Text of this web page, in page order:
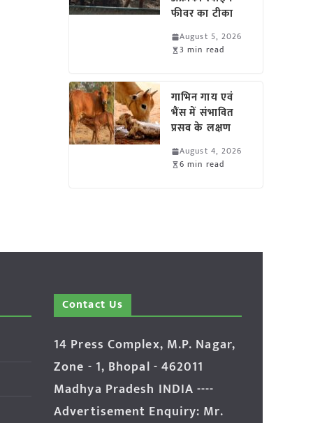
फीवर का टीका
August 5, 2026
3 min read
गाभिन गाय एवं
भैंस में संभावित
प्रसव के लक्षण
August 4, 2026
6 min read
Contact Us
14 Press Complex, M.P. Nagar,
Zone - 1, Bhopal - 462011
Madhya Pradesh INDIA ----
Advertisement Enquiry: Mr.